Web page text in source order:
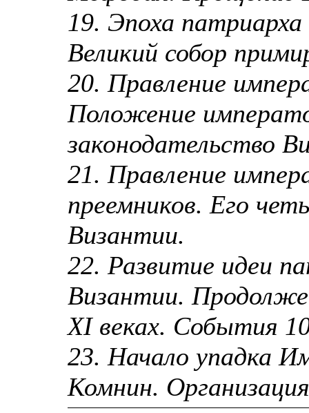
19. Эпоха
Великий собор
20. Правление
Положение
законодательство
21. Правление
преемников. Его
Византии.
22. Развитие идеи
Византии.
XI веках. События
23. Начало упадка
Комнин.